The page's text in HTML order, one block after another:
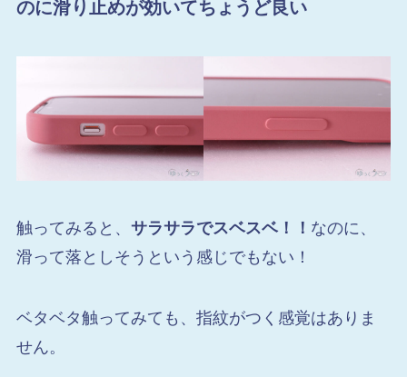
のに滑り止めが効いてちょうど良い
触ってみると、 サラサラでスベスベ！！ なのに、
滑って落としそうという感じでもない！
ベタベタ触ってみても、指紋がつく感覚はありま
せん。